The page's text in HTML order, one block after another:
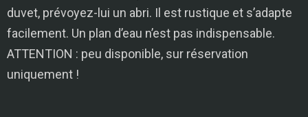
duvet, prévoyez-lui un abri. Il est rustique et s’adapte
facilement. Un plan d’eau n’est pas indispensable.
ATTENTION : peu disponible, sur réservation
uniquement !